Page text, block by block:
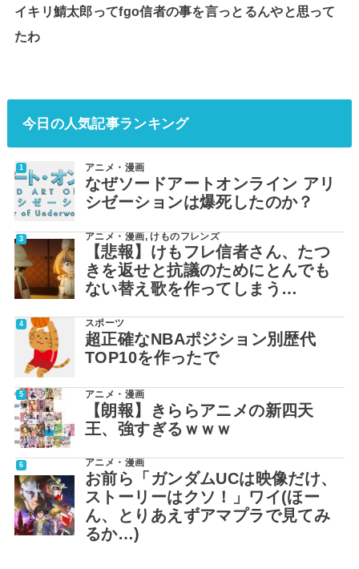
イキリ鯖太郎ってfgo信者の事を言っとるんやと思って
たわ
今日の人気記事ランキング
アニメ・漫画
なぜソードアートオンライン アリ
シゼーションは爆死したのか？
アニメ・漫画, けものフレンズ
【悲報】けもフレ信者さん、たつ
きを返せと抗議のためにとんでも
ない替え歌を作ってしまう…
スポーツ
超正確なNBAポジション別歴代
TOP10を作ったで
アニメ・漫画
【朗報】きららアニメの新四天
王、強すぎるｗｗｗ
アニメ・漫画
お前ら「ガンダムUCは映像だけ、
ストーリーはクソ！」ワイ(ほー
ん、とりあえずアマプラで見てみ
るか…)